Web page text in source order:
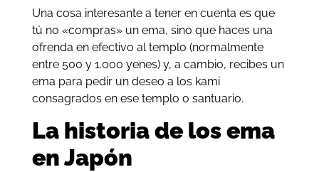
Una cosa interesante a tener en cuenta es que
tú no «compras» un ema, sino que haces una
ofrenda en efectivo al templo (normalmente
entre 500 y 1.000 yenes) y, a cambio, recibes un
ema para pedir un deseo a los kami
consagrados en ese templo o santuario.
La historia de los ema
en Japón